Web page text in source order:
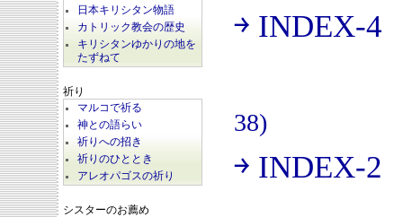
日本キリシタン物語
カトリック教会の歴史
キリシタンゆかりの地を
たずねて
祈り
マルコで祈る
神との語らい
祈りへの招き
祈りのひととき
アレオパゴスの祈り
シスターのお薦め
￫ INDEX-4
38)
￫ INDEX-2